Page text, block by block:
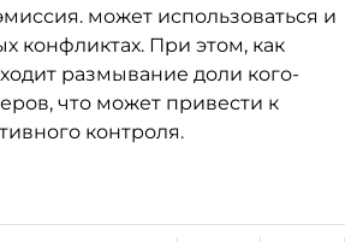
может использоваться и
конфликтах. При этом, как
размывание доли кого-
что может привести к
контроля.